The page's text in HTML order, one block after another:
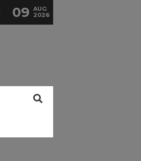
09 AUG
2026